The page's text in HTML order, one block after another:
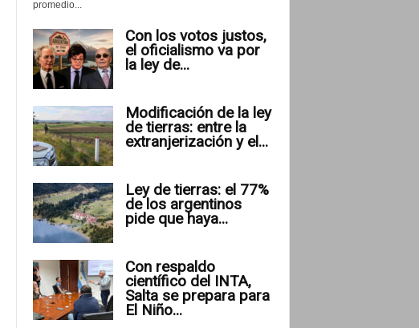
promedio...
Con los votos justos,
el oficialismo va por
la ley de...
Modificación de la ley
de tierras: entre la
extranjerización y el...
Ley de tierras: el 77%
de los argentinos
pide que haya...
Con respaldo
científico del INTA,
Salta se prepara para
El Niño...